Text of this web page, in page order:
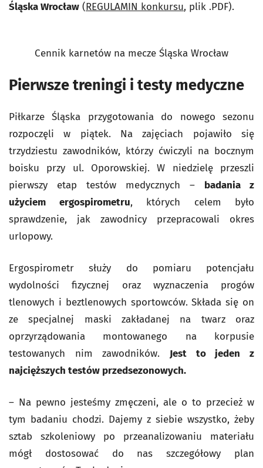
Śląska Wrocław (REGULAMIN konkursu, plik .PDF).
Cennik karnetów na mecze Śląska Wrocław
Pierwsze treningi i testy medyczne
Piłkarze Śląska przygotowania do nowego sezonu
rozpoczęli w piątek. Na zajęciach pojawiło się
trzydziestu zawodników, którzy ćwiczyli na bocznym
boisku przy ul. Oporowskiej. W niedzielę przeszli
pierwszy etap testów medycznych – badania z
użyciem ergospirometru, których celem było
sprawdzenie, jak zawodnicy przepracowali okres
urlopowy.
Ergospirometr służy do pomiaru potencjału
wydolności fizycznej oraz wyznaczenia progów
tlenowych i beztlenowych sportowców. Składa się on
ze specjalnej maski zakładanej na twarz oraz
oprzyrządowania montowanego na korpusie
testowanych nim zawodników. Jest to jeden z
najcięższych testów przedsezonowych.
– Na pewno jesteśmy zmęczeni, ale o to przecież w
tym badaniu chodzi. Dajemy z siebie wszystko, żeby
sztab szkoleniowy po przeanalizowaniu materiału
mógł dostosować do nas szczegółowy plan